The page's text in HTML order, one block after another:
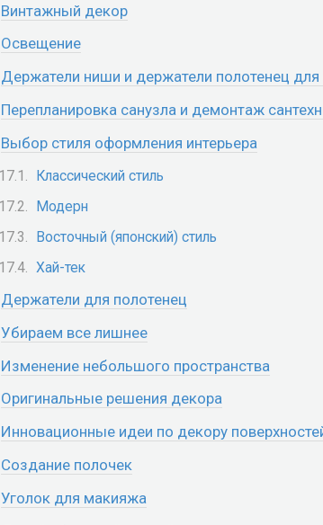
Винтажный декор
Освещение
Держатели ниши и держатели полотенец для
Перепланировка санузла и демонтаж
Выбор стиля оформления интерьера
Классический стиль
Модерн
Восточный (японский) стиль
Хай-тек
Держатели для полотенец
Убираем все лишнее
Изменение небольшого пространства
Оригинальные решения декора
Инновационные идеи по декору
Создание полочек
Уголок для макияжа